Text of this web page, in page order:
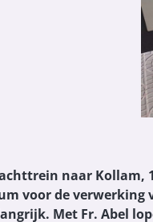
naar Kollam,
voor de verwerking
Met Fr. Abel